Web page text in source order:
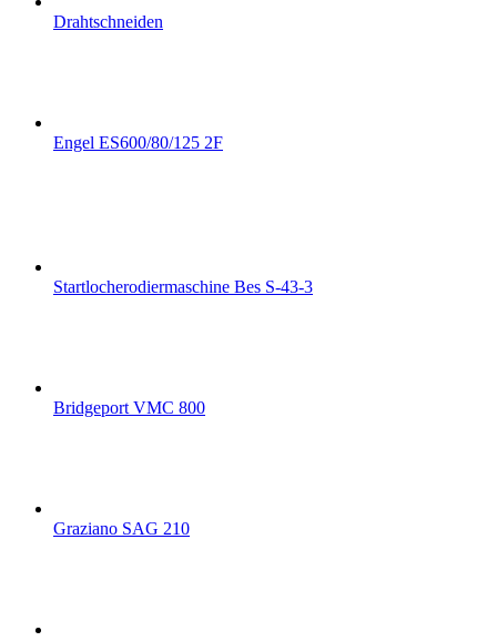
Drahtschneiden
Engel ES600/80/125 2F
Startlocherodiermaschine Bes S-43-3
Bridgeport VMC 800
Graziano SAG 210